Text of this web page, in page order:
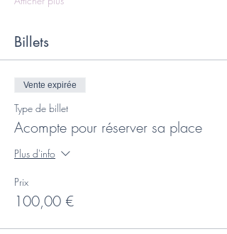
Billets
Vente expirée
Type de billet
Acompte pour réserver sa place
Plus d'info
Prix
100,00 €